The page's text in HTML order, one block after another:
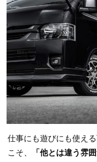
仕事にも遊びにも使え
こそ、
「他とは違う雰